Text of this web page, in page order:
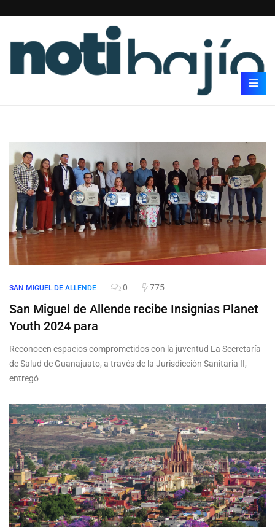
SAN MIGUEL DE ALLENDE 0 775
San Miguel de Allende recibe Insignias Planet
Youth 2024 para
Reconocen espacios comprometidos con la juventud La Secretaría
de Salud de Guanajuato, a través de la Jurisdicción Sanitaria II,
entregó